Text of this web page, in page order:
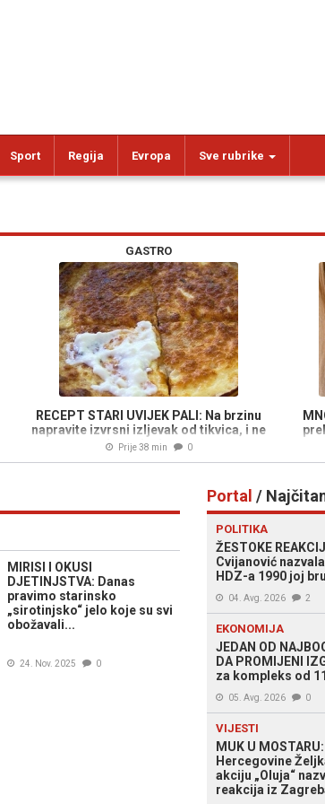
Sport Regija Evropa Sve rubrike
GASTRO
RECEPT STARI UVIJEK PALI: Na brzinu
napravite izvrsni izljevak od tikvica, i ne
zaboravite jogurt...
Prije 38 min 0
MIRISI I OKUSI
DJETINJSTVA: Danas
pravimo starinsko
„sirotinjsko“ jelo koje su svi
obožavali...
24. Nov. 2025 0
Portal /
POLITIKA
ŽESTOKE
Cvijanović
HDZ-a 1990 joj
04. Avg. 2026 2
EKONOMIJA
JEDAN OD
DA PROMIJENI
za kompleks od
05. Avg. 2026 0
VIJESTI
MUK U
Hercegovine
akciju „Oluja“
reakcija iz